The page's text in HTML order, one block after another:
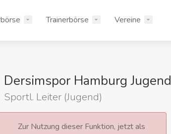
Trainerbörse Vereine
Dersimspor Hamburg Jugend
Sportl. Leiter (Jugend)
Zur Nutzung dieser Funktion, jetzt als